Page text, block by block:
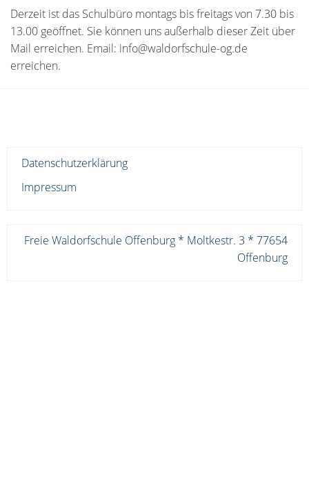
Derzeit ist das Schulbüro montags bis freitags von 7.30 bis
13.00 geöffnet. Sie können uns außerhalb dieser Zeit über
Mail erreichen. Email: info@waldorfschule-og.de
erreichen.
Datenschutzerklärung
Impressum
Freie Waldorfschule Offenburg * Moltkestr. 3 * 77654
Offenburg